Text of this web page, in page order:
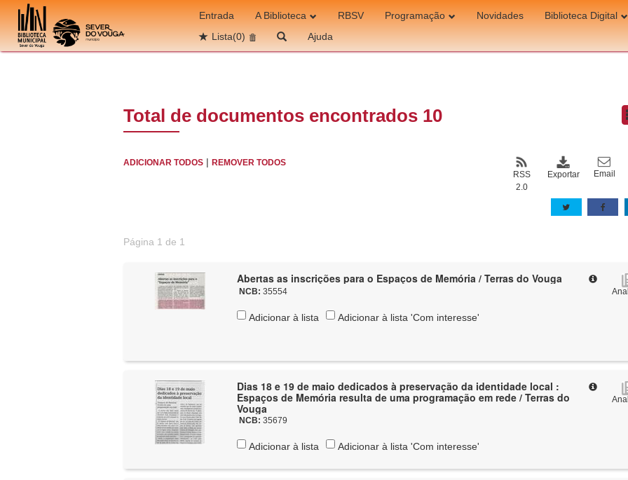
Ir para o conteúdo
Entrada A Biblioteca RBSV Programação Novidades Biblioteca Digital
Lista(0) Ajuda
Total de documentos encontrados 10
ADICIONAR TODOS |REMOVER TODOS
Email
Exportar
RSS
2.0
Página 1 de 1
Abertas as inscrições para o Espaços de Memória / Terras do Vouga
NCB:35554
Adicionar à lista Adicionar à lista 'Com interesse'
Dias 18 e 19 de maio dedicados à preservação da identidade local :
Espaços de Memória resulta de uma programação em rede / Terras do
Vouga
NCB:35679
Adicionar à lista Adicionar à lista 'Com interesse'